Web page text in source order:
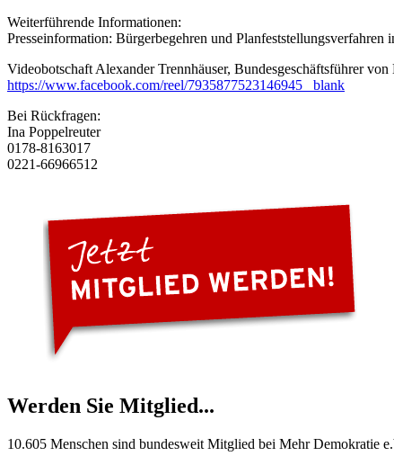
Weiterführende Informationen:
Presseinformation: Bürgerbegehren und Planfeststellungsverfahren
Videobotschaft Alexander Trennhäuser, Bundesgeschäftsführer
https://www.facebook.com/reel/7935877523146945 _blank
Bei Rückfragen:
Ina Poppelreuter
0178-8163017
0221-66966512
Werden Sie Mitglied...
10.605 Menschen sind bundesweit Mitglied bei Mehr Demokratie